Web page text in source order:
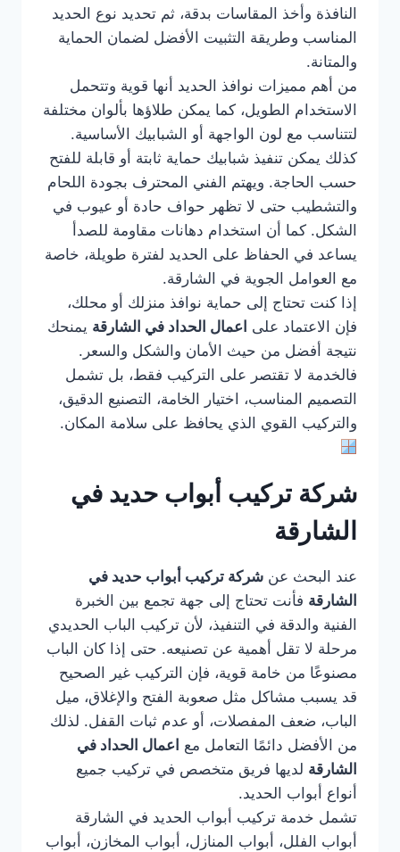
النافذة وأخذ المقاسات بدقة، ثم تحديد نوع الحديد
المناسب وطريقة التثبيت الأفضل لضمان الحماية
والمتانة.
من أهم مميزات نوافذ الحديد أنها قوية وتتحمل
الاستخدام الطويل، كما يمكن طلاؤها بألوان مختلفة
لتتناسب مع لون الواجهة أو الشبابيك الأساسية.
كذلك يمكن تنفيذ شبابيك حماية ثابتة أو قابلة للفتح
حسب الحاجة. ويهتم الفني المحترف بجودة اللحام
والتشطيب حتى لا تظهر حواف حادة أو عيوب في
الشكل. كما أن استخدام دهانات مقاومة للصدأ
يساعد في الحفاظ على الحديد لفترة طويلة، خاصة
مع العوامل الجوية في الشارقة.
إذا كنت تحتاج إلى حماية نوافذ منزلك أو محلك،
فإن الاعتماد على اعمال الحداد في الشارقة يمنحك
نتيجة أفضل من حيث الأمان والشكل والسعر.
فالخدمة لا تقتصر على التركيب فقط، بل تشمل
التصميم المناسب، اختيار الخامة، التصنيع الدقيق،
والتركيب القوي الذي يحافظ على سلامة المكان.
شركة تركيب أبواب حديد في
الشارقة
عند البحث عن شركة تركيب أبواب حديد في
الشارقة فأنت تحتاج إلى جهة تجمع بين الخبرة
الفنية والدقة في التنفيذ، لأن تركيب الباب الحديدي
مرحلة لا تقل أهمية عن تصنيعه. حتى إذا كان الباب
مصنوعًا من خامة قوية، فإن التركيب غير الصحيح
قد يسبب مشاكل مثل صعوبة الفتح والإغلاق، ميل
الباب، ضعف المفصلات، أو عدم ثبات القفل. لذلك
من الأفضل دائمًا التعامل مع اعمال الحداد في
الشارقة لديها فريق متخصص في تركيب جميع
أنواع أبواب الحديد.
تشمل خدمة تركيب أبواب الحديد في الشارقة
أبواب الفلل، أبواب المنازل، أبواب المخازن، أبواب